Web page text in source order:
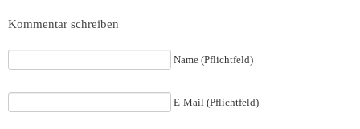
Kommentar schreiben
Name (Pflichtfeld)
E-Mail (Pflichtfeld)